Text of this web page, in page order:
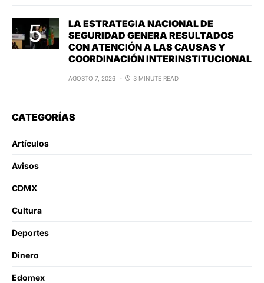
LA ESTRATEGIA NACIONAL DE
SEGURIDAD GENERA RESULTADOS
CON ATENCIÓN A LAS CAUSAS Y
COORDINACIÓN INTERINSTITUCIONAL
AGOSTO 7, 2026 3 MINUTE READ
CATEGORÍAS
Artículos
Avisos
CDMX
Cultura
Deportes
Dinero
Edomex